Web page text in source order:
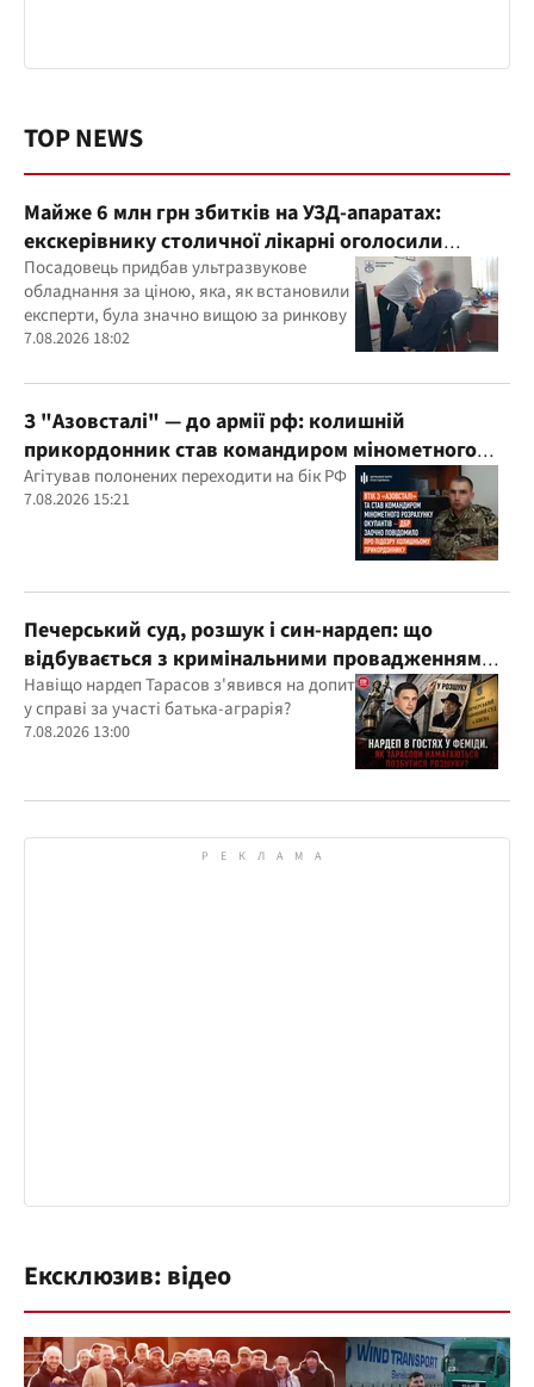
TOP NEWS
Майже 6 млн грн збитків на УЗД-апаратах:
екскерівнику столичної лікарні оголосили
підозру
Посадовець придбав ультразвукове
обладнання за ціною, яка, як встановили
експерти, була значно вищою за ринкову
7.08.2026 18:02
З "Азовсталі" — до армії рф: колишній
прикордонник став командиром мінометного
розрахунку окупантів
Агітував полонених переходити на бік РФ
7.08.2026 15:21
Печерський суд, розшук і син-нардеп: що
відбувається з кримінальними провадженнями
за участі агробарона Тарасова?
Навіщо нардеп Тарасов з'явився на допит
у справі за участі батька-аграрія?
7.08.2026 13:00
Ексклюзив: відео